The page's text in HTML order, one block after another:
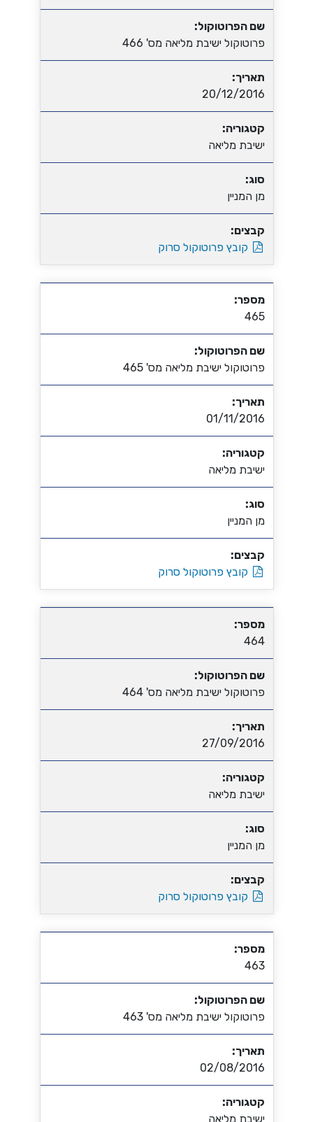
שם הפרוטוקול:
פרוטוקול ישיבת מליאה מס' 466
תאריך:
20/12/2016
קטגוריה:
ישיבת מליאה
סוג:
מן המניין
קבצים:
קובץ פרוטוקול סרוק
מספר:
465
שם הפרוטוקול:
פרוטוקול ישיבת מליאה מס' 465
תאריך:
01/11/2016
קטגוריה:
ישיבת מליאה
סוג:
מן המניין
קבצים:
קובץ פרוטוקול סרוק
מספר:
464
שם הפרוטוקול:
פרוטוקול ישיבת מליאה מס' 464
תאריך:
27/09/2016
קטגוריה:
ישיבת מליאה
סוג:
מן המניין
קבצים:
קובץ פרוטוקול סרוק
מספר:
463
שם הפרוטוקול:
פרוטוקול ישיבת מליאה מס' 463
תאריך:
02/08/2016
קטגוריה:
ישיבת מליאה